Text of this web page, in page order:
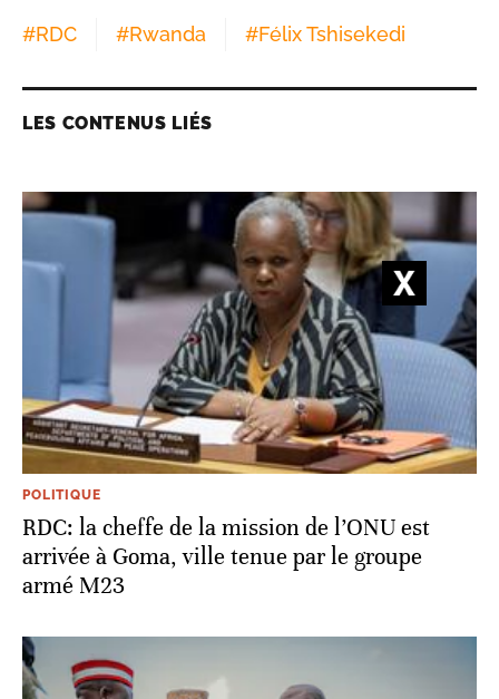
#RDC #Rwanda #Félix Tshisekedi
LES CONTENUS LIÉS
POLITIQUE
RDC: la cheffe de la mission de l’ONU est
arrivée à Goma, ville tenue par le groupe
armé M23